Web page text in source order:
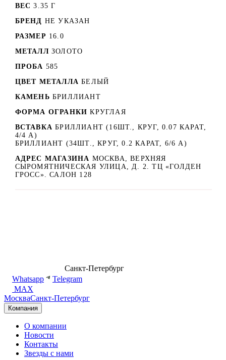
ВЕС 3.35 Г
БРЕНД НЕ УКАЗАН
РАЗМЕР 16.0
МЕТАЛЛ ЗОЛОТО
ПРОБА 585
ЦВЕТ МЕТАЛЛА БЕЛЫЙ
КАМЕНЬ БРИЛЛИАНТ
ФОРМА ОГРАНКИ КРУГЛАЯ
ВСТАВКА БРИЛЛИАНТ (16ШТ., КРУГ, 0.07 КАРАТ,
4/4 А)
БРИЛЛИАНТ (34ШТ., КРУГ, 0.2 КАРАТ, 6/6 А)
АДРЕС МАГАЗИНА МОСКВА, ВЕРХНЯЯ
СЫРОМЯТНИЧЕСКАЯ УЛИЦА, Д. 2. ТЦ «ГОЛДЕН
ГРОСС». САЛОН 128
Санкт-Петербург
Whatsapp
Telegram
MAX
МоскваСанкт-Петербург
Компания
О компании
Новости
Контакты
Звезды с нами